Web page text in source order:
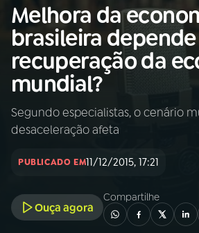
Buscar
na
Rádio
Nacional
Buscar
01INÍCIO
PROGRAMAÇÃO
Melhora da
brasileira
recuperação da
mundial?
Segundo especialistas, o cenário
desaceleração afeta
PUBLICADO EM11/12/2015, 17:21
Ouça agora
Compartilhe